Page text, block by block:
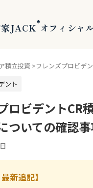
JACK®オフィシャ
積立投資 >フレンズプロビデ
ント
ロビデントCR
ついての確認
新追記】